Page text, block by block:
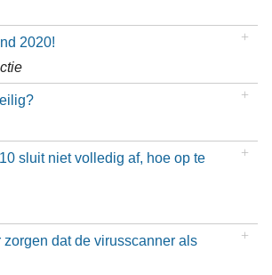
2020!
sluit niet volledig af, hoe op te
dat de virusscanner als